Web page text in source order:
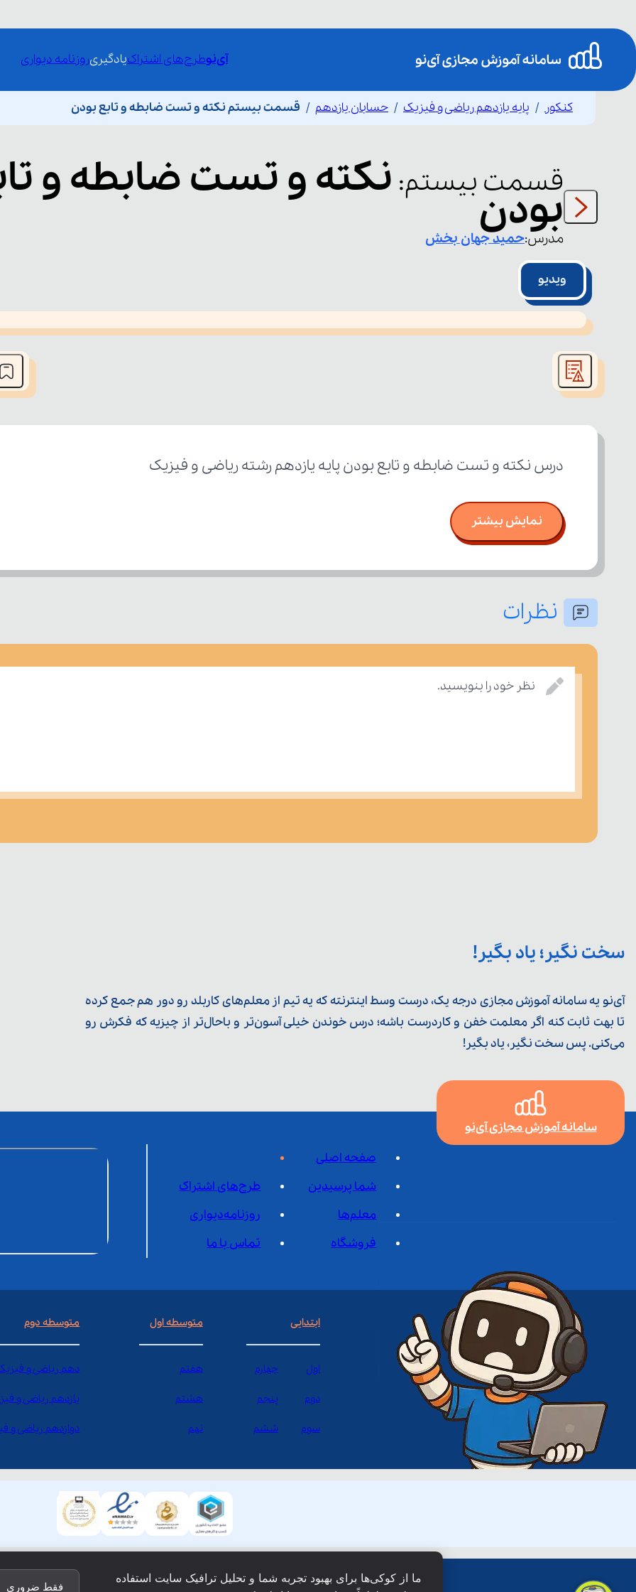
آی‌نوطرح‌های اشتراکیادگیریروزنامه دیواری
کنکور پایه یازدهم ریاضی و فیزیک حسابان یازدهم قسمت بیستم نکته و تست ضابطه و تابع بودن
قسمت بیستم: نکته و تست ضابطه و
بودن
مدرس:حمیدجهان بخش
ویدیو
This
is
window.
درس نکته و تست ضابطه و تابع بودن پایه یازدهم رشته ریاضی و فیزیک
نمایش بیشتر
نظرات
نظر خود را بنویسید.
سخت نگیر؛ یاد بگیر!
آی‌نو یه سامانه آموزش مجازی درجه یک، درست وسط اینترنته که یه تیم از معلم‌‌های کاربلد رو دور هم جمع کرده
تا بهت ثابت کنه اگر معلمت خفن و کاردرست باشه؛ درس خوندن خیلی آسون‌تر و باحال‌تر از چیزیه که فکرش رو
می‌کنی. پس سخت نگیر، یاد بگیر!
سامانه آموزش مجازی آی‌نو
صفحه اصلی
شما پرسیدین
طرح‌های اشتراک
معلم‌ها
روزنامه‌دیواری
فروشگاه
تماس با ما
ابتدایی
اول چهارم
دوم پنجم
سوم ششم
متوسطه اول
هفتم
هشتم
نهم
متوسطه دوم
دهم ریاضی و
یازدهم ریاضی و
دوازدهم ریاضی و
ما از کوکی‌ها برای بهبود تجربه شما و تحلیل ترافیک سایت استفاده
فقط ضروری